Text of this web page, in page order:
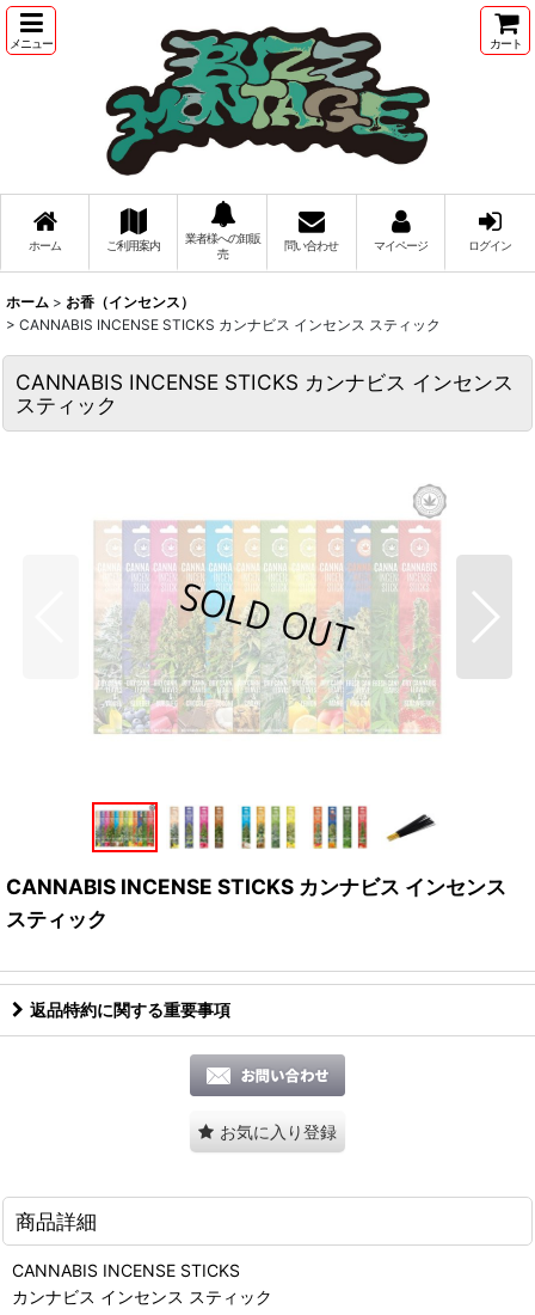
メニュー カート
ホーム ご利用案内
業者様への卸販
売
問い合わせ マイページ ログイン
ホーム > お香（インセンス）
> CANNABIS INCENSE STICKS カンナビス インセンス スティック
CANNABIS INCENSE STICKS カンナビス インセンス
スティック
CANNABIS INCENSE STICKS カンナビス インセンス
スティック
返品特約に関する重要事項
お気に入り登録
商品詳細
CANNABIS INCENSE STICKS
カンナビス インセンス スティック